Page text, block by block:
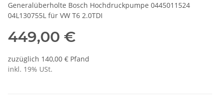
Generalüberholte Bosch Hochdruckpumpe 0445011524
04L130755L für VW T6 2.0TDI
449,00 €
zuzüglich 140,00 € Pfand
inkl. 19% USt.